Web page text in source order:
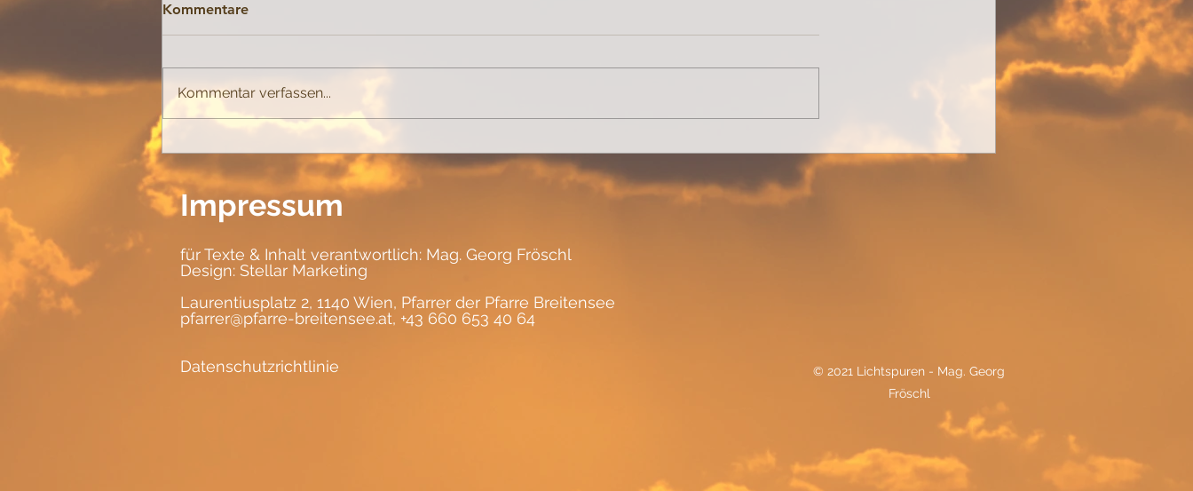
Kommentare
Kommentar verfassen...
Impressum
für Texte & Inhalt verantwortlich: Mag. Georg Fröschl
Design: Stellar Marketing
Laurentiusplatz 2, 1140 Wien, Pfarrer der Pfarre Breitensee
pfarrer@pfarre-breitensee.at, +43 660 653 40 64
Datenschutzrichtlinie
© 2021 Lichtspuren - Mag. Georg
Fröschl